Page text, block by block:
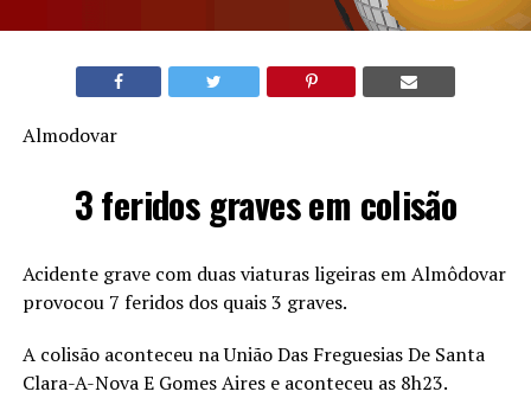
Almodovar
3 feridos graves em colisão
Acidente grave com duas viaturas ligeiras em Almôdovar
provocou 7 feridos dos quais 3 graves.
A colisão aconteceu na União Das Freguesias De Santa
Clara-A-Nova E Gomes Aires e aconteceu as 8h23.